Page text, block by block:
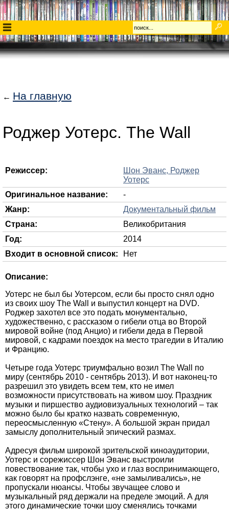
← На главную
Роджер Уотерс. The Wall
Режиссер:
Шон Эванс, Роджер
Уотерс
Оригинальное название:
-
Жанр:
Документальный фильм
Страна:
Великобритания
Год:
2014
Входит в основной список:
Нет
Описание:
Уотерс не был бы Уотерсом, если бы просто снял одно
из своих шоу The Wall и выпустил концерт на DVD.
Роджер захотел все это подать монументально,
художественно, с рассказом о гибели отца во Второй
мировой войне (под Анцио) и гибели деда в Первой
мировой, с кадрами поездок на место трагедии в Италию
и Францию.
Четыре года Уотерс триумфально возил The Wall по
миру (сентябрь 2010 - сентябрь 2013). И вот наконец-то
разрешил это увидеть всем тем, кто не имел
возможности присутствовать на живом шоу. Праздник
музыки и пиршество аудиовизуальных технологий – так
можно было бы кратко назвать современную,
переосмысленную «Стену». А большой экран придал
замыслу дополнительный эпический размах.
Адресуя фильм широкой зрительской киноаудитории,
Уотерс и сорежиссер Шон Эванс выстроили
повествование так, чтобы ухо и глаз воспринимающего,
как говорят на профслэнге, «не замыливались», не
пропускали нюансы. Чтобы звучащее слово и
музыкальный ряд держали на пределе эмоций. А для
этого динамические точки шоу сменялись точками